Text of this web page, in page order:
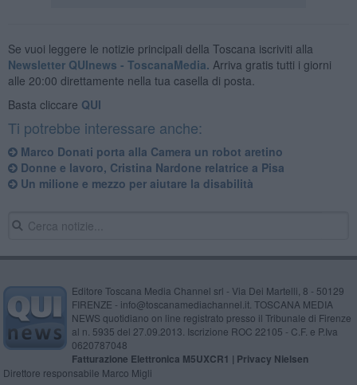
Se vuoi leggere le notizie principali della Toscana iscriviti alla
Newsletter QUInews - ToscanaMedia. Arriva gratis tutti i giorni
alle 20:00 direttamente nella tua casella di posta.
Basta cliccare QUI
Ti potrebbe interessare anche:
Marco Donati porta alla Camera un robot aretino
Donne e lavoro, Cristina Nardone relatrice a Pisa
Un milione e mezzo per aiutare la disabilità
Editore Toscana Media Channel srl - Via Dei Martelli, 8 - 50129
FIRENZE - info@toscanamediachannel.it. TOSCANA MEDIA
NEWS quotidiano on line registrato presso il Tribunale di Firenze
al n. 5935 del 27.09.2013. Iscrizione ROC 22105 - C.F. e P.Iva
0620787048
Fatturazione Elettronica M5UXCR1 | Privacy Nielsen
Direttore responsabile Marco Migli